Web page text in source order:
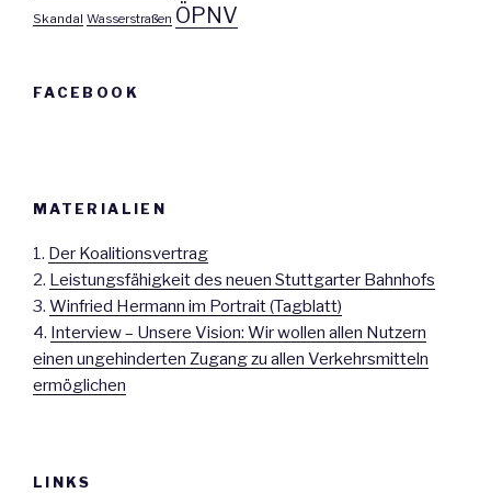
Skandal Wasserstraßen ÖPNV
FACEBOOK
MATERIALIEN
1. Der Koalitionsvertrag
2. Leistungsfähigkeit des neuen Stuttgarter Bahnhofs
3. Winfried Hermann im Portrait (Tagblatt)
4. Interview – Unsere Vision: Wir wollen allen Nutzern
einen ungehinderten Zugang zu allen Verkehrsmitteln
ermöglichen
LINKS